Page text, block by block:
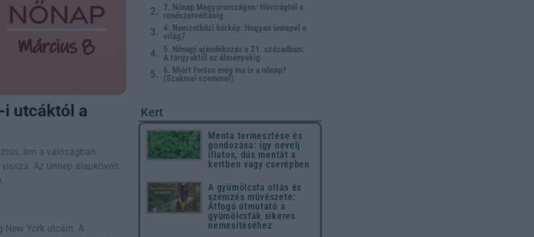
i utcáktól a
ám a valóságban
Az ünnep alapköveit
York utcáin. A
3. Nőnap Magyarországon: Hóvirágtól a
rendszerváltásig
4. Nemzetközi körkép: Hogyan ünnepel a
világ?
5. Nőnapi ajándékozás a 21. században:
A tárgyaktól az élményekig
6. Miért fontos még ma is a nőnap?
(Szakmai szemmel)
Kert
Menta termesztése és
gondozása: így nevelj
illatos, dús mentát a
kertben vagy cserépben
A gyümölcsfa oltás és
szemzés művészete:
Átfogó útmutató a
gyümölcsfák sikeres
nemesítéséhez